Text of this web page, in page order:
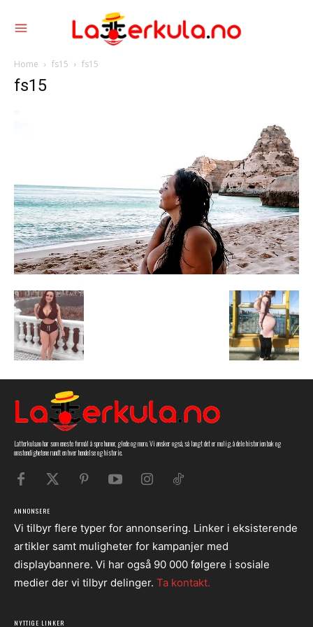
Home fs15 fs15
fs15
Latterkula.no har som eneste formål å spre humor, glede og moro. Vi ønsker også, så langt det er mulig, å dele historien bak og
omstendighetene rundt en hver hendelse og historie.
ANNONSERE
Vi tilbyr flere typer for annonsering. Linker i eksisterende
artikler samt muligheter for kampanjer med
displaybannere. Vi har også 90 000 følgere i sosiale
medier der vi tilbyr delinger. Ta kontakt.
NYTTIGE LINKER